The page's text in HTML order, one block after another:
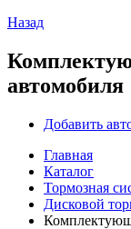
Назад
автомобиля
Добавить
Главная
Каталог
Тормозная
Дисковой